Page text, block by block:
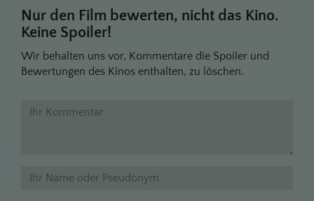
Nur den Film bewerten, nicht das Kino.
Keine Spoiler!
Wir behalten uns vor, Kommentare die Spoiler und
Bewertungen des Kinos enthalten, zu löschen.